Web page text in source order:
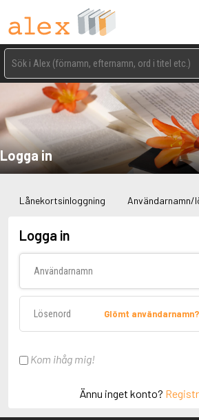
Logga in
Lånekortsinloggning Användarnamn/
Logga in
Glömt användarnamn?
Kom ihåg mig!
Ännu inget konto?